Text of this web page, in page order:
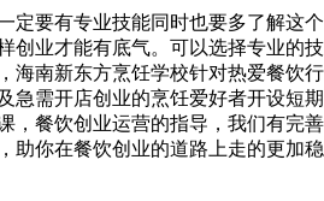
要有专业技能同时也要多了解这个
创业才能有底气。可以选择专业的技
海南新东方烹饪学校针对热爱餐饮行
急需开店创业的烹饪爱好者开设短期
，餐饮创业运营的指导，我们有完善
助你在餐饮创业的道路上走的更加稳